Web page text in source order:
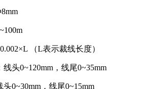
（L表示裁线长度）
头0~120mm，线尾0~35mm
0~30mm，线尾0~15mm